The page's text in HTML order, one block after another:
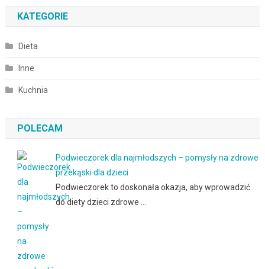
KATEGORIE
Dieta
Inne
Kuchnia
POLECAM
Podwieczorek dla najmłodszych – pomysły na zdrowe
przekąski dla dzieci
Podwieczorek to doskonała okazja, aby wprowadzić
do diety dzieci zdrowe …